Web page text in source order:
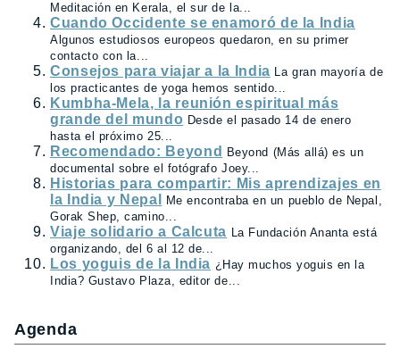
Meditación en Kerala, el sur de la...
Cuando Occidente se enamoró de la India
Algunos estudiosos europeos quedaron, en su primer
contacto con la...
Consejos para viajar a la India La gran mayoría de
los practicantes de yoga hemos sentido...
Kumbha-Mela, la reunión espiritual más
grande del mundo Desde el pasado 14 de enero
hasta el próximo 25...
Recomendado: Beyond
Beyond (Más allá) es un
documental sobre el fotógrafo Joey...
Historias para compartir: Mis aprendizajes en
la India y Nepal
Me encontraba en un pueblo de Nepal,
Gorak Shep, camino...
Viaje solidario a Calcuta La Fundación Ananta está
organizando, del 6 al 12 de...
Los yoguis de la India ¿Hay muchos yoguis en la
India? Gustavo Plaza, editor de...
Agenda